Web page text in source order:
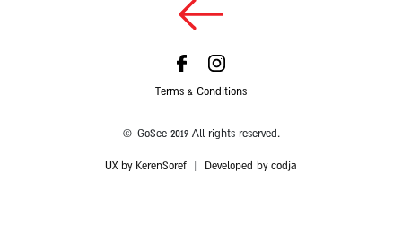
Terms & Conditions
© GoSee 2019 All rights reserved.
UX by KerenSoref Developed by codja